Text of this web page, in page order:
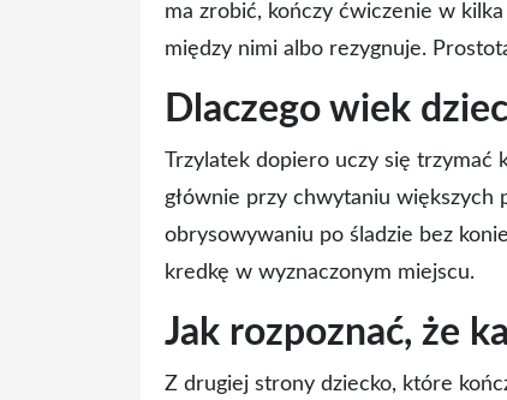
ma zrobić, kończy ćwiczenie w
między nimi albo rezygnuje.
Dlaczego wiek
Trzylatek dopiero uczy się trzymać
głównie przy chwytaniu większych
obrysowywaniu po śladzie bez
kredkę w wyznaczonym miejscu.
Jak rozpoznać, że
Z drugiej strony dziecko, które